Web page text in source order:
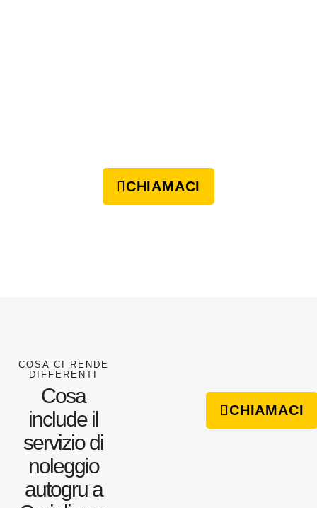
CHIAMACI
COSA CI RENDE
DIFFERENTI
Cosa
include il
servizio di
noleggio
autogru a
CHIAMACI